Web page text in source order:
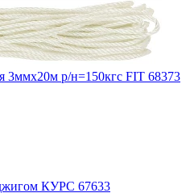
3ммх20м р/н=150кгс FIT 68373